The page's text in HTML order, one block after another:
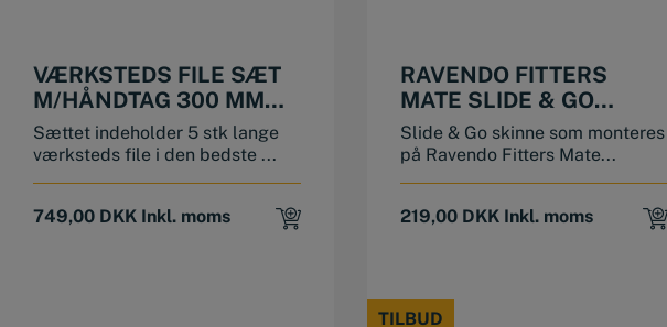
VÆRKSTEDS FILE SÆT
M/HÅNDTAG 300 MM
GROV
Sættet indeholder 5 stk lange
værksteds file i den bedste ...
749,00 DKK Inkl. moms
RAVENDO FITTERS
MATE SLIDE & GO
SKINNE·
Slide & Go skinne som monteres
på Ravendo Fitters Mate...
219,00 DKK Inkl. moms
TILBUD